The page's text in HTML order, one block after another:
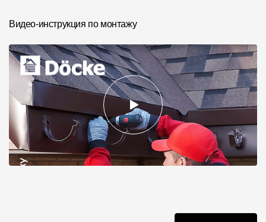
Видео-инструкция по монтажу